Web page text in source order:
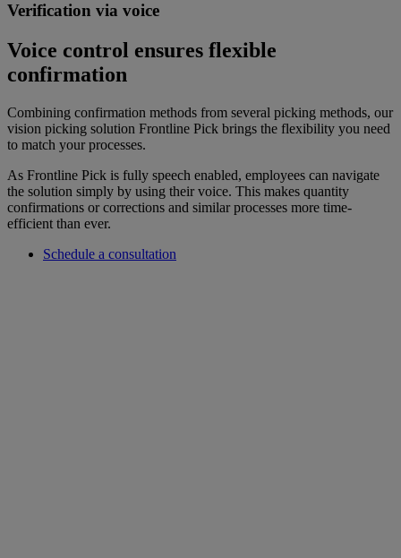
Verification via voice
Voice control ensures flexible
confirmation
Combining confirmation methods from several picking methods, our
vision picking solution Frontline Pick brings the flexibility you need
to match your processes.
As Frontline Pick is fully speech enabled, employees can navigate
the solution simply by using their voice. This makes quantity
confirmations or corrections and similar processes more time-
efficient than ever.
Schedule a consultation